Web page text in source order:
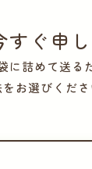
すぐ申
に詰めて送る
お選びくださ